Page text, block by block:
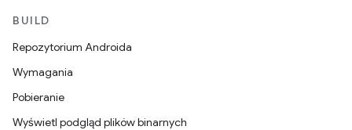
BUILD
Repozytorium Androida
Wymagania
Pobieranie
Wyświetl podgląd plików binarnych